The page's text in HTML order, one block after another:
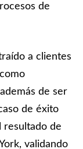
de
a clientes
de ser
de éxito
resultado de
validando